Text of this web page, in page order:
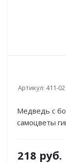
Артикул: 411-
Медведь с
самоцветы
218 руб.